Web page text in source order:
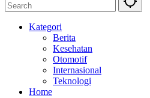
Kategori
Berita
Kesehatan
Otomotif
Internasional
Teknologi
Home